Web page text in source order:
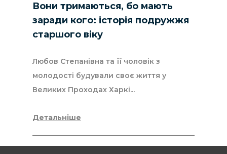
Вони тримаються, бо мають
заради кого: історія подружжя
старшого віку
Любов Степанівна та її чоловік з
молодості будували своє життя у
Великих Проходах Харкі...
Детальніше